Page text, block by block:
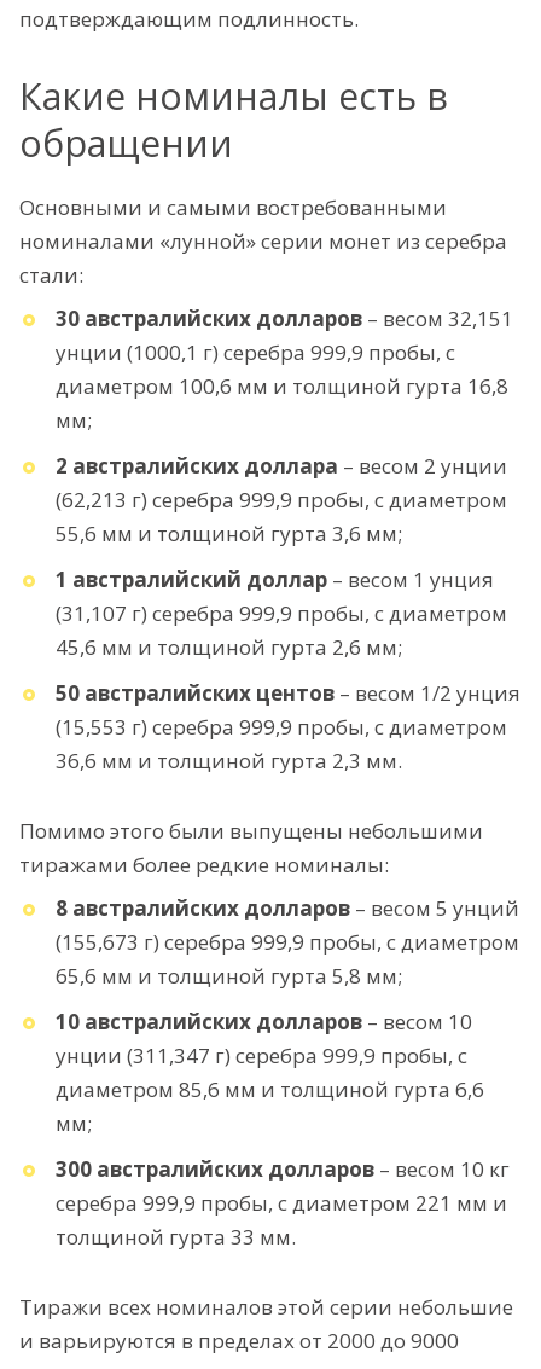
подтверждающим подлинность.
Какие номиналы есть в
обращении
Основными и самыми востребованными
номиналами «лунной» серии монет из серебра
стали:
30 австралийских долларов – весом 32,151
унции (1000,1 г) серебра 999,9 пробы, с
диаметром 100,6 мм и толщиной гурта 16,8
мм;
2 австралийских доллара – весом 2 унции
(62,213 г) серебра 999,9 пробы, с диаметром
55,6 мм и толщиной гурта 3,6 мм;
1 австралийский доллар – весом 1 унция
(31,107 г) серебра 999,9 пробы, с диаметром
45,6 мм и толщиной гурта 2,6 мм;
50 австралийских центов – весом 1/2 унция
(15,553 г) серебра 999,9 пробы, с диаметром
36,6 мм и толщиной гурта 2,3 мм.
Помимо этого были выпущены небольшими
тиражами более редкие номиналы:
8 австралийских долларов – весом 5 унций
(155,673 г) серебра 999,9 пробы, с диаметром
65,6 мм и толщиной гурта 5,8 мм;
10 австралийских долларов – весом 10
унции (311,347 г) серебра 999,9 пробы, с
диаметром 85,6 мм и толщиной гурта 6,6
мм;
300 австралийских долларов – весом 10 кг
серебра 999,9 пробы, с диаметром 221 мм и
толщиной гурта 33 мм.
Тиражи всех номиналов этой серии небольшие
и варьируются в пределах от 2000 до 9000